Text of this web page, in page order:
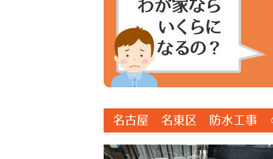
名古屋 名東区 防水工事 ♤